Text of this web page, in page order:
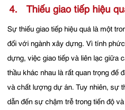
4. Thiếu giao tiếp hiệu
Sự thiếu giao tiếp hiệu quả là một
đối với ngành xây dựng. Vì tính
dựng, việc giao tiếp và liên lạc giữa
thầu khác nhau là rất quan trọng để
và chất lượng dự án. Tuy nhiên, sự
dẫn đến sự chậm trễ trong tiến độ